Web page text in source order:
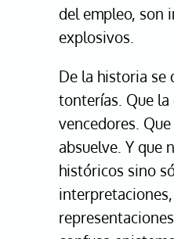
del empleo, son
explosivos.
De la historia se
tonterías. Que la
vencedores.
absuelve. Y que
históricos sino